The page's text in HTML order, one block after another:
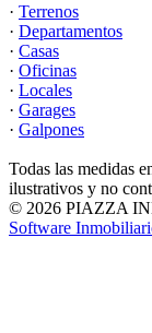
· Terrenos
· Departamentos
· Casas
· Oficinas
· Locales
· Garages
· Galpones
Todas las medidas
ilustrativos y no
© 2026 PIAZZA
Software